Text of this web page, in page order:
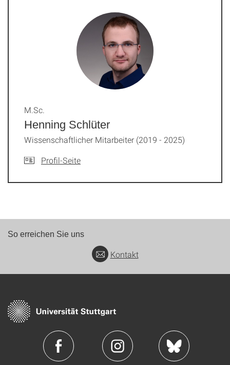
Henning Schlüter
M.Sc.
Wissenschaftlicher Mitarbeiter (2019 - 2025)
Profil-Seite
So erreichen Sie uns
Kontakt